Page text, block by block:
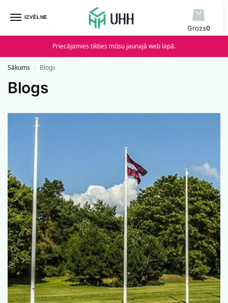
IZVĒLNE
0
Priecājamies tikties mūsu jaunajā web lapā.
Sākums / Blogs
Blogs